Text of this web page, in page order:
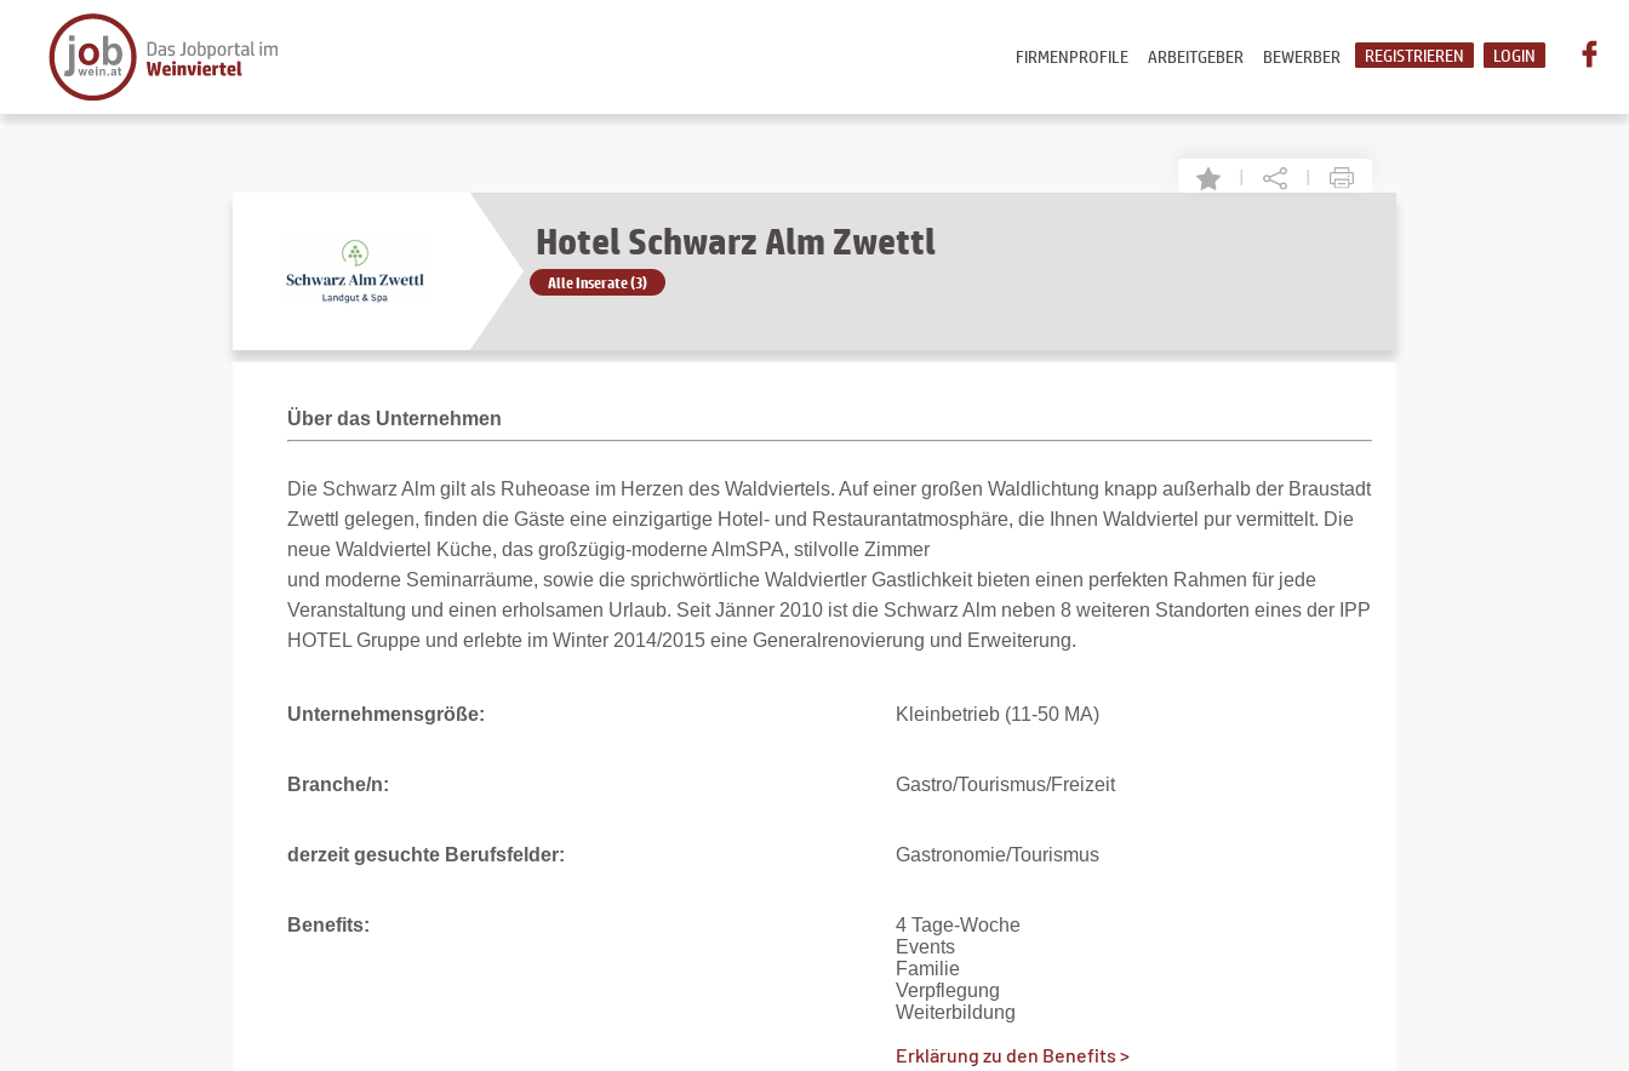
LOGIN
REGISTRIEREN
BEWERBER
ARBEITGEBER
FIRMENPROFILE
| |
Hotel Schwarz Alm Zwettl
Alle Inserate (3)
Über das Unternehmen
Die Schwarz Alm gilt als Ruheoase im Herzen des Waldviertels. Auf einer großen Waldlichtung knapp außerhalb der Braustadt
Zwettl gelegen, finden die Gäste eine einzigartige Hotel- und Restaurantatmosphäre, die Ihnen Waldviertel pur vermittelt. Die
neue Waldviertel Küche, das großzügig-moderne AlmSPA, stilvolle Zimmer
und moderne Seminarräume, sowie die sprichwörtliche Waldviertler Gastlichkeit bieten einen perfekten Rahmen für jede
Veranstaltung und einen erholsamen Urlaub. Seit Jänner 2010 ist die Schwarz Alm neben 8 weiteren Standorten eines der IPP
HOTEL Gruppe und erlebte im Winter 2014/2015 eine Generalrenovierung und Erweiterung.
Unternehmensgröße: Kleinbetrieb (11-50 MA)
Branche/n: Gastro/Tourismus/Freizeit
derzeit gesuchte Berufsfelder: Gastronomie/Tourismus
Benefits:
4 Tage-Woche
Events
Familie
Verpflegung
Weiterbildung
Erklärung zu den Benefits >